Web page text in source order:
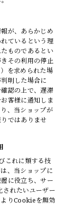
が、あらかじめ
ているという理
ものであるとい
その利用の停止
を求められた場
明した場合に
認の上で、遅滞
客様に通知しま
、当ショップが
ではありませ
これに類する技
、当ショップに
に役立ち、サー
されたいユーザー
りCookieを無効